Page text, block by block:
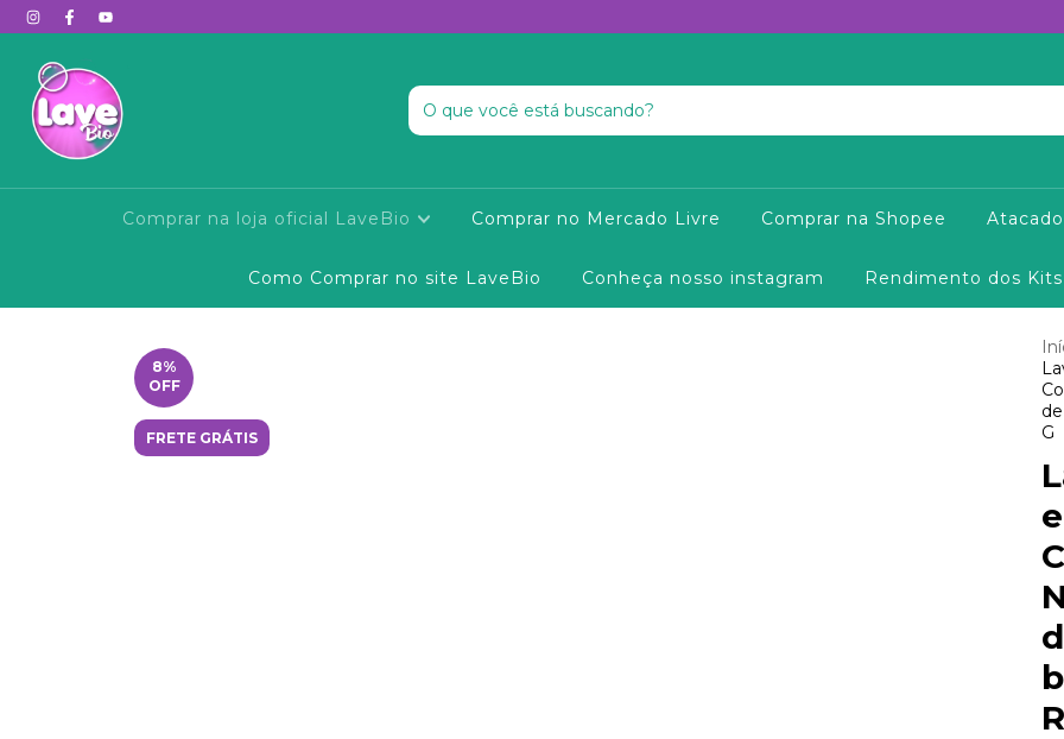
Comprar na loja oficial LaveBio Comprar no Mercado Livre Comprar na Shopee
Como Comprar no site LaveBio Conheça nosso instagram Rendimento dos Kits
8%
OFF
FRETE GRÁTIS
G